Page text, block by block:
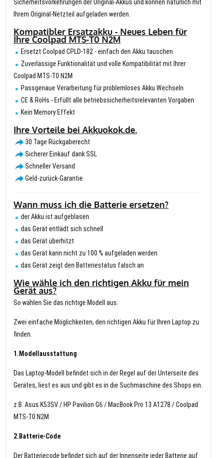
Sicherheitsvorkehrungen der Original-Akkus und können natürlich mit
Ihrem Original-Netzteil aufgeladen werden.
Kompatibler Ersatzakku - Neues Leben für
Ihre Coolpad MTS-T0 N2M
Ersetzt Coolpad CPLD-182 - einfach den Akku tauschen
Zuverlässige Funktionalität und volle Kompatibilität mit Ihrer
Coolpad MTS-T0 N2M
Passgenaue Verarbeitung für problemloses Akku Wechseln
CE & RoHs - Erfüllt alle betriebssicherheitsrelevanten Vorgaben
Kein Memory Effekt
Ihre Vorteile bei Akkuokok.de.
30 Tage Rückgaberecht
Sicherer Einkauf dank SSL
Schneller Versand
Geld-zurück-Garantie
Wann muss ich die Batterie ersetzen?
der Akku ist aufgeblasen
das Gerät entlädt sich schnell
das Gerät überhitzt
das Gerät kann nicht zu 100 % aufgeladen werden
das Gerät zeigt den Batteriestatus falsch an
Wie wähle ich den richtigen Akku für mein
Gerät aus?
So wählen Sie das richtige Modell aus.
Zwei einfache Möglichkeiten, den richtigen Akku für Ihren Laptop zu
finden.
1.Modellausstattung
Das Laptop-Modell befindet sich in der Regel auf der Unterseite des
Gerätes, liest es aus und gibt es in die Suchmaschine des Shops ein.
z.B. Asus K53SV / HP Pavilion G6 / MacBook Pro 13 A1278 / Coolpad
MTS-T0 N2M
2.Batterie-Code
Der Batteriecode befindet sich auf der Innenseite jeder Batterie auf